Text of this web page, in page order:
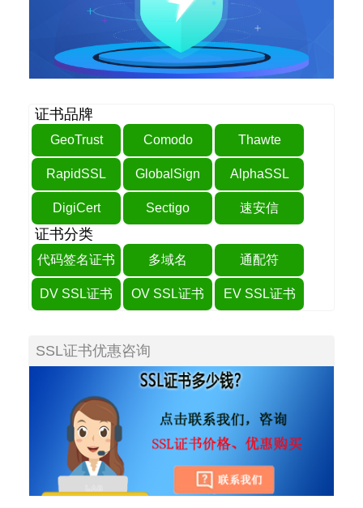
证书品牌
GeoTrust Comodo Thawte
RapidSSL GlobalSign AlphaSSL
DigiCert Sectigo 速安信
证书分类
代码签名证书 多域名 通配符
DV SSL证书 OV SSL证书 EV SSL证书
SSL证书优惠咨询